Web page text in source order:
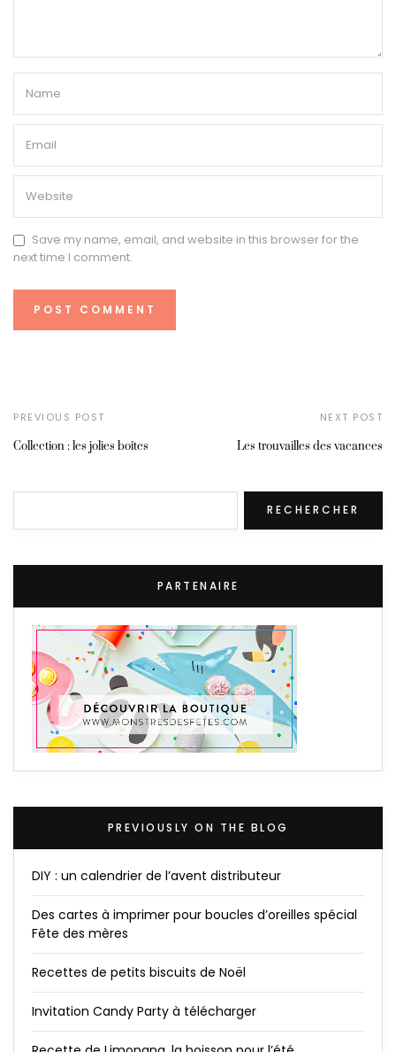
Save my name, email, and website in this browser for the
next time I comment.
PREVIOUS POST
Collection : les jolies boîtes
NEXT POST
Les trouvailles des vacances
RECHERCHER
PARTENAIRE
PREVIOUSLY ON THE BLOG
DIY : un calendrier de l’avent distributeur
Des cartes à imprimer pour boucles d’oreilles spécial
Fête des mères
Recettes de petits biscuits de Noël
Invitation Candy Party à télécharger